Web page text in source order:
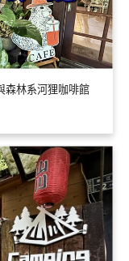
森林系河狸咖啡館